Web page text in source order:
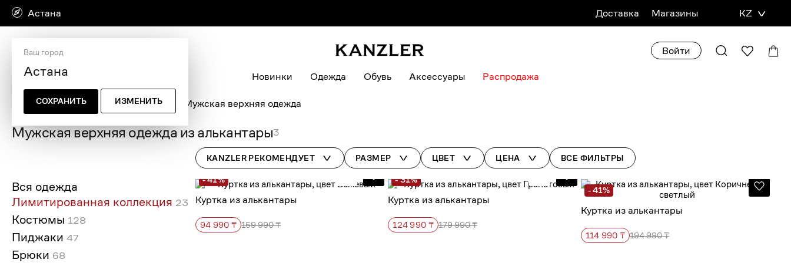
Астана
Ваш город
СОХРАНИТЬ ИЗМЕНИТЬ
Доставка Магазины KZ
Войти
Новинки Одежда Обувь Аксессуары Распродажа
Главная страница Мужская одежда Мужская верхняя одежда
Мужская верхняя одежда из алькантары3
Вся одежда
Лимитированная коллекция 23
Костюмы 128
Пиджаки 47
Брюки 68
KANZLER РЕКОМЕНДУЕТ РАЗМЕР ЦВЕТ ЦЕНА ВСЕ ФИЛЬТРЫ
- 41%
Куртка из алькантары
94 990 ₸ 159 990 ₸
- 31%
Куртка из алькантары
124 990 ₸ 179 990 ₸
- 41%
Куртка из алькантары
114 990 ₸ 194 990 ₸